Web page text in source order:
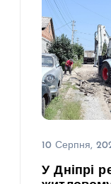
10 Серпня,
У Дніпрі